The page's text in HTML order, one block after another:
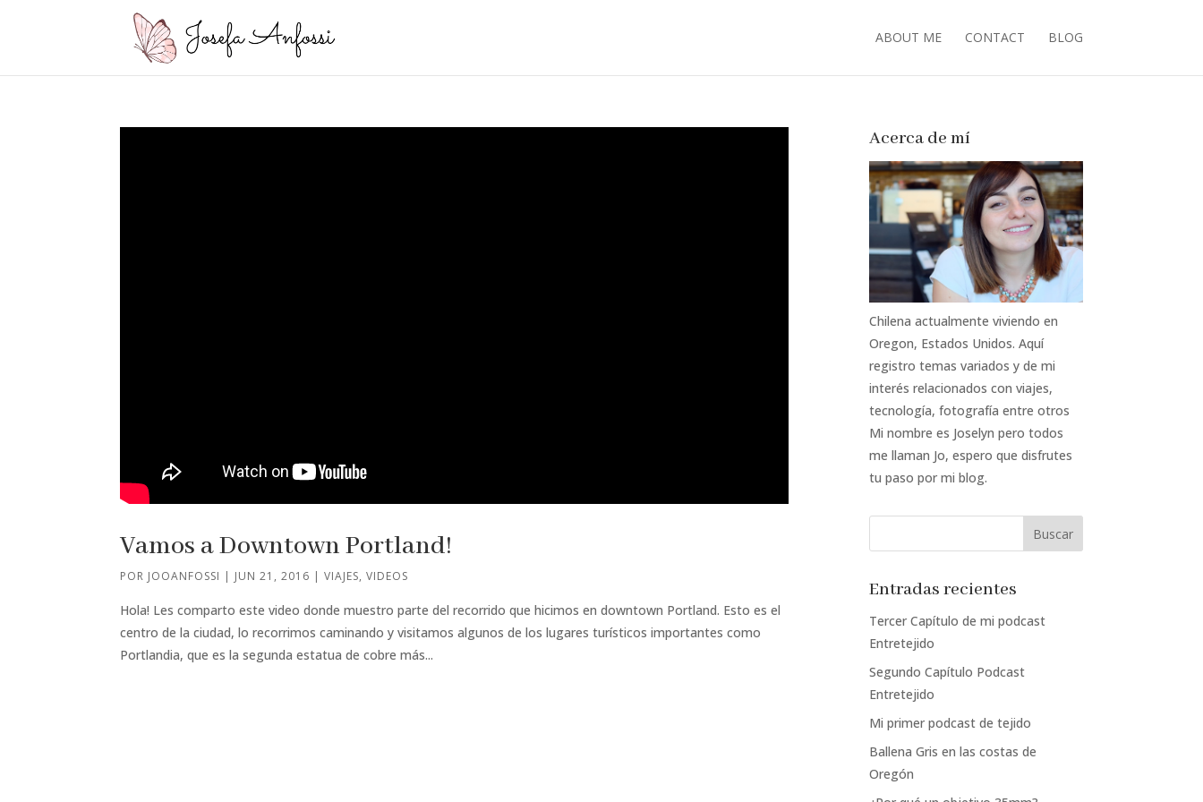
ABOUT ME CONTACT BLOG
Vamos a Downtown Portland!
POR JOOANFOSSI | JUN 21, 2016 |VIAJES,VIDEOS
Hola! Les comparto este video donde muestro parte del recorrido que hicimos en downtown Portland. Esto es el
centro de la ciudad, lo recorrimos caminando y visitamos algunos de los lugares turísticos importantes como
Portlandia, que es la segunda estatua de cobre más...
Acerca de mí
Chilena actualmente viviendo en
Oregon, Estados Unidos. Aquí
registro temas variados y de mi
interés relacionados con viajes,
tecnología, fotografía entre otros
Mi nombre es Joselyn pero todos
me llaman Jo, espero que disfrutes
tu paso por mi blog.
Entradas recientes
Tercer Capítulo de mi podcast
Entretejido
Segundo Capítulo Podcast
Entretejido
Mi primer podcast de tejido
Ballena Gris en las costas de
Oregón